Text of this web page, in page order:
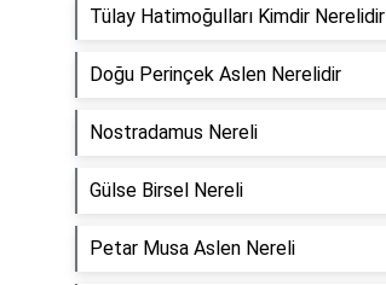
Tülay Hatimoğulları Kimdir Nerelidir
Doğu Perinçek Aslen Nerelidir
Nostradamus Nereli
Gülse Birsel Nereli
Petar Musa Aslen Nereli